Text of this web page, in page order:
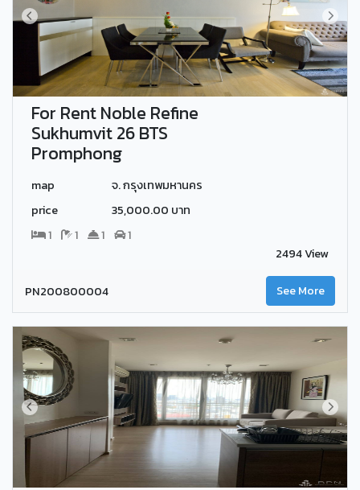
For Rent Noble Refine
Sukhumvit 26 BTS
Promphong
map
จ. กรุงเทพมหานคร
price
35,000.00 บาท
1
1 1
1
2494 View
PN200800004 See More